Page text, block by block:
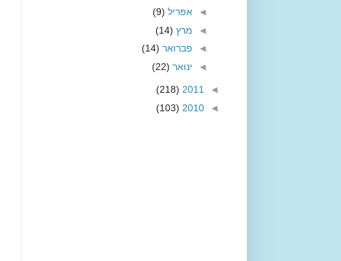
◄ אפריל (9)
◄ מרץ (14)
◄ פברואר (14)
◄ ינואר (22)
◄
2011
(218)
◄
2010
(103)